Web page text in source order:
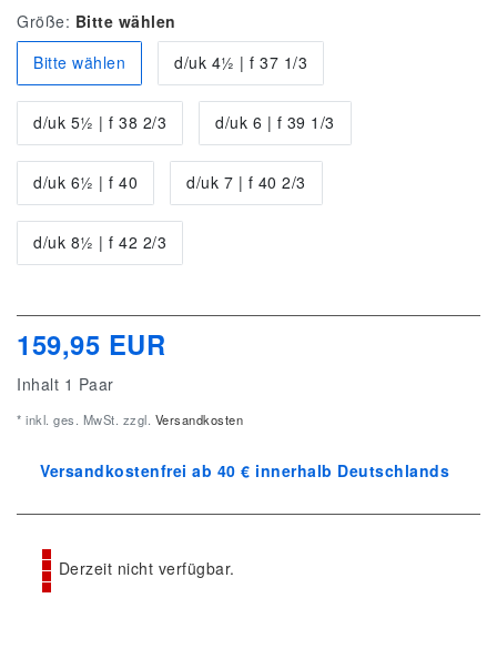
Größe: Bitte wählen
Bitte wählen
d/uk 4½ | f 37 1/3
d/uk 5½ | f 38 2/3 d/uk 6 | f 39 1/3
d/uk 6½ | f 40 d/uk 7 | f 40 2/3
d/uk 8½ | f 42 2/3
159,95 EUR
Inhalt 1 Paar
* inkl. ges. MwSt. zzgl. Versandkosten
Versandkostenfrei ab 40 € innerhalb Deutschlands
Derzeit nicht verfügbar.